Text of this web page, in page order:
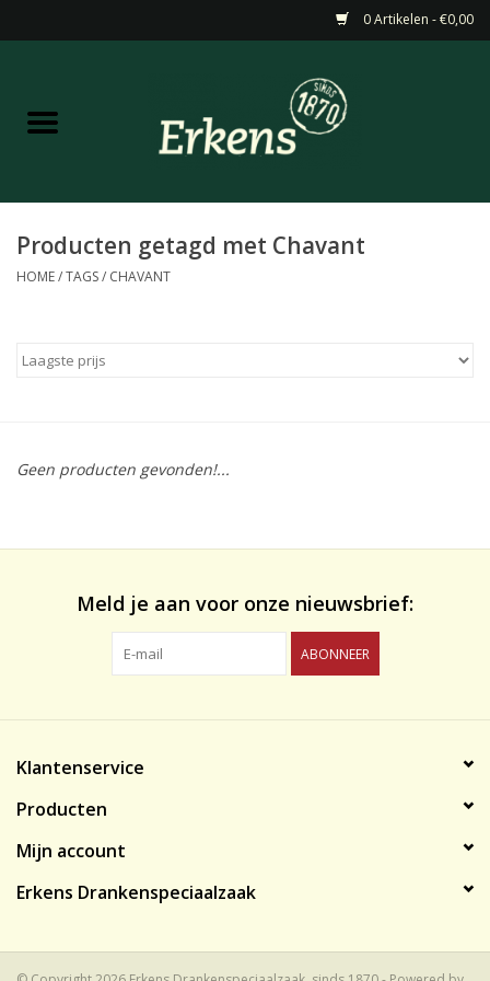
0 Artikelen - €0,00
Home
Barneveldse specialiteiten
Gedistilleerd &
Producten getagd met Chavant
HOME/TAGS/ CHAVANT
Geen producten gevonden!...
Meld je aan voor onze nieuwsbrief:
ABONNEER
Klantenservice
Producten
Mijn account
Erkens Drankenspeciaalzaak